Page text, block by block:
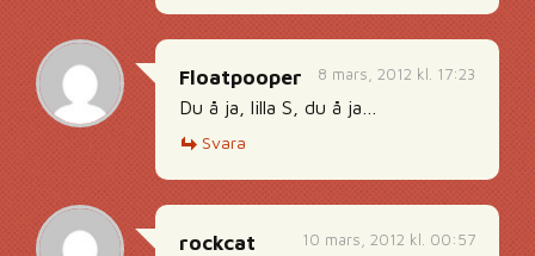
8 mars, 2012 kl. 17:23
Floatpooper
Du å ja, lilla S, du å ja…
Svara
10 mars, 2012 kl. 00:57
rockcat